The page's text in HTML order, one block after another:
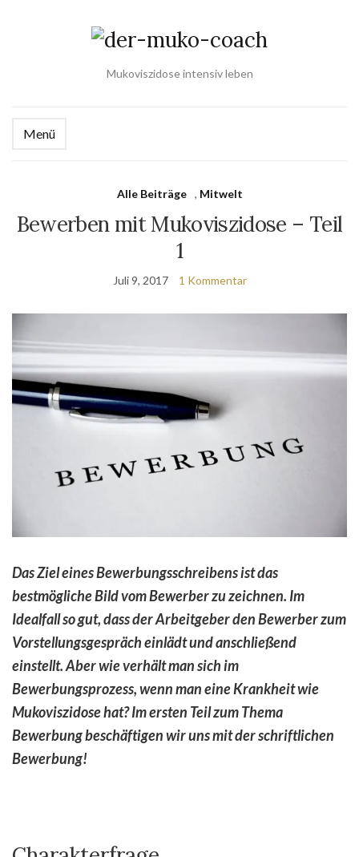
Mukoviszidose intensiv leben
Menü
Alle Beiträge , Mitwelt
Bewerben mit Mukoviszidose – Teil
1
Juli 9, 2017 1 Kommentar
Das Ziel eines Bewerbungsschreibens ist das
bestmögliche Bild vom Bewerber zu zeichnen. Im
Idealfall so gut, dass der Arbeitgeber den Bewerber zum
Vorstellungsgespräch einlädt und anschließend
einstellt. Aber wie verhält man sich im
Bewerbungsprozess, wenn man eine Krankheit wie
Mukoviszidose hat? Im ersten Teil zum Thema
Bewerbung beschäftigen wir uns mit der schriftlichen
Bewerbung!